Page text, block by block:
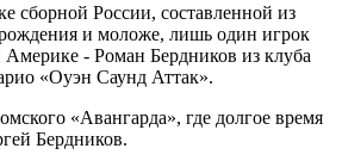
сборной России, составленной из
рождения и моложе, лишь один игрок
- Роман Бердников из клуба
«Оуэн Саунд Аттак».
«Авангарда», где долгое время
Бердников.